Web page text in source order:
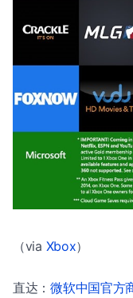
（via Xbox）
直达：微软中国官方